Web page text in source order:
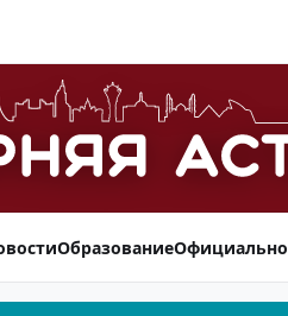
ОбразованиеОфициально